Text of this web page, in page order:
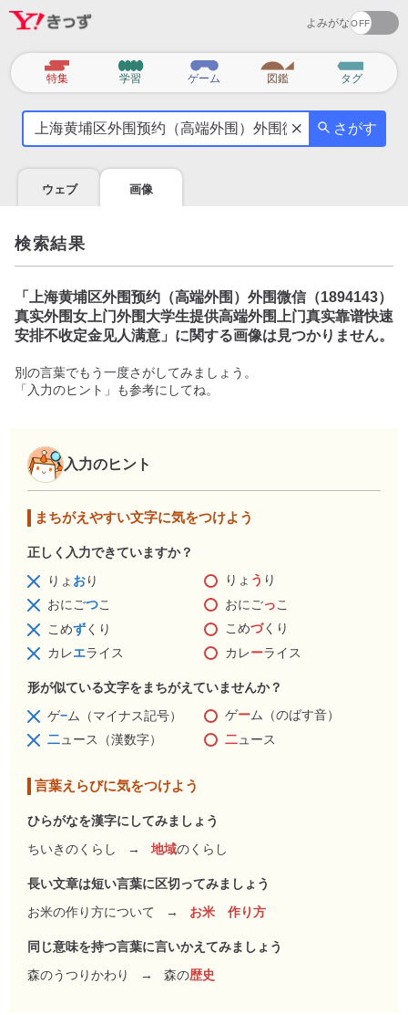
よみがな
カ
テ
特集 学習 ゲーム 図鑑 タグ
気
に
を
調
べ
よ
う
さがす
ウェブ 画像
検索結果
「
上海黄埔区外围预约（高端外围）外围微信（1894143）
真实外围女上门外围大学生提供高端外围上门真实靠谱快速
安排不收定金见人满意 」に関する画像は見つかりません。
別の言葉でもう一度さがしてみましょう。
「入力のヒント」も参考にしてね。
入力のヒント
まちがえやすい文字に気をつけよう
正しく入力できていますか？
りょ おり りょ う り
おにごつこ おにごっこ
こめずくり こめづくり
カレエライス カレーライス
形が似ている文字をまちがえていませんか？
ゲ−ム（マイナス記号） ゲーム（のばす音）
二ュース（漢数字） 二ュース
言葉えらびに気をつけよう
ひらがなを漢字にしてみましょう
ちいきのくらし
→ 地域のくらし
長い文章は短い言葉に区切ってみましょう
お米の作り方について
→ お米 作り方
同じ意味を持つ言葉に言いかえてみましょう
森のうつりかわり
→ 森の歴史